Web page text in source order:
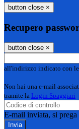
button close ×
Recupero
button close ×
all'indirizzo indicato con
Non hai una e-mail
tramite la Login Spaggiari
E-mail inviata, si